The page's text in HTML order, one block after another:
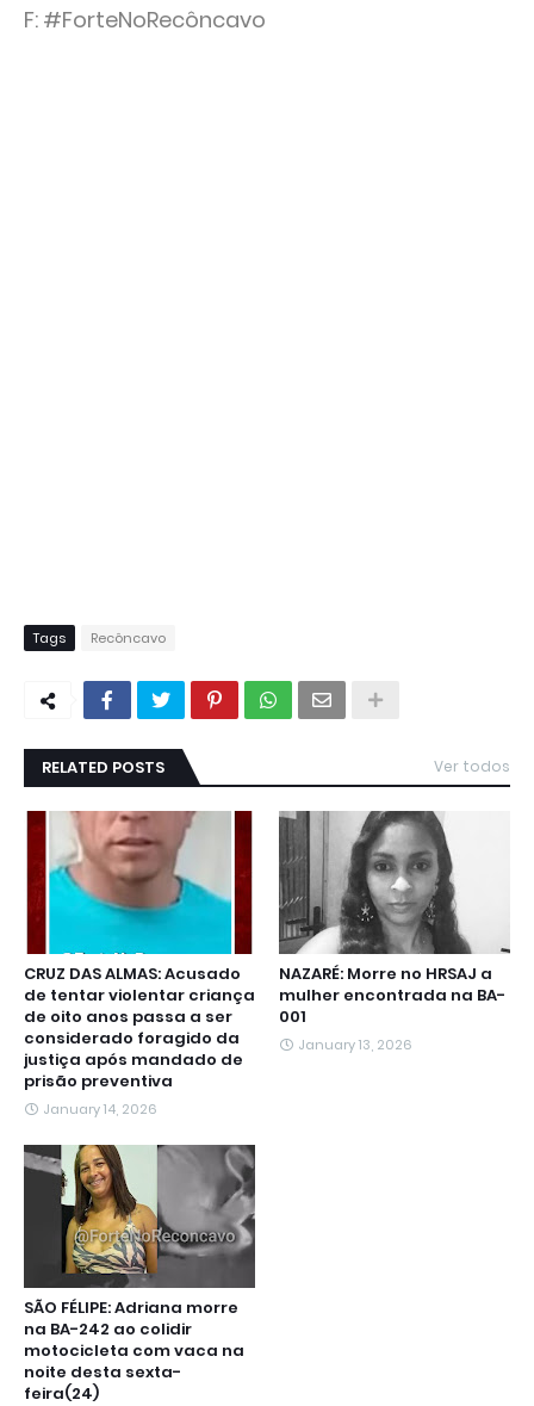
F: #ForteNoRecôncavo
Tags Recôncavo
RELATED POSTS Ver todos
CRUZ DAS ALMAS: Acusado
de tentar violentar criança
de oito anos passa a ser
considerado foragido da
justiça após mandado de
prisão preventiva
January 14, 2026
NAZARÉ: Morre no HRSAJ a
mulher encontrada na BA-
001
January 13, 2026
SÃO FÉLIPE: Adriana morre
na BA-242 ao colidir
motocicleta com vaca na
noite desta sexta-
feira(24)